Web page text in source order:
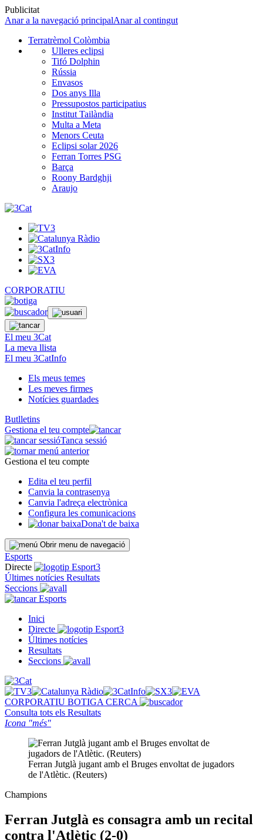
Publicitat
Anar a la navegació principalAnar al contingut
Terratrèmol Colòmbia
Ulleres eclipsi
Tifó Dolphin
Rússia
Envasos
Dos anys Illa
Pressupostos participatius
Institut Tailàndia
Multa a Meta
Menors Ceuta
Eclipsi solar 2026
Ferran Torres PSG
Barça
Roony Bardghji
Araujo
CORPORATIU
El meu 3Cat
La meva llista
El meu 3CatInfo
Els meus temes
Les meves firmes
Notícies guardades
Butlletins
Gestiona el teu compte
Tanca sessió
Gestiona el teu compte
Edita el teu perfil
Canvia la contrasenya
Canvia l'adreça electrònica
Configura les comunicacions
Dona't de baixa
Obrir menu de navegació
Esports
Directe
Últimes notícies Resultats
Seccions
Esports
Inici
Directe
Últimes notícies
Resultats
Seccions
CORPORATIU BOTIGA CERCA
Consulta tots els Resultats
Icona "més"
Ferran Jutglà jugant amb el Bruges envoltat de jugadors
de l'Atlètic. (Reuters)
Champions
Ferran Jutglà es consagra amb un recital
contra l'Atlètic (2-0)